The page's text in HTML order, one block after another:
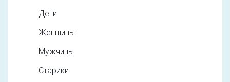
Дети
Женщины
Мужчины
Старики